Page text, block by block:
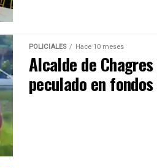
POLICIALES Hace 10 meses
Alcalde de
peculado en